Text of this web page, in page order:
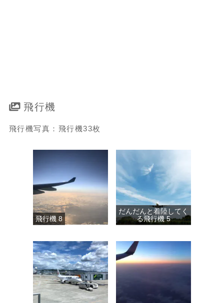
飛行機
飛行機写真：飛行機33枚
飛行機 8
だんだんと着陸してく
る飛行機 5